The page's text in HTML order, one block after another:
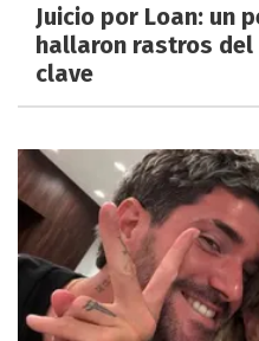
Juicio por Loan: un
hallaron rastros del
clave